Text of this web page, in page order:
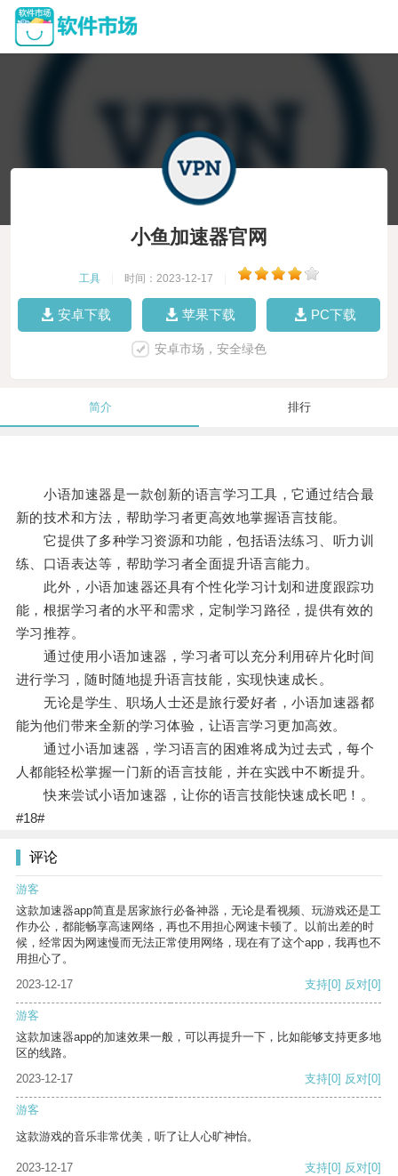
小鱼加速器官网
工具 时间：2023-12-17
安卓下载 苹果下载 PC下载
安卓市场，安全绿色
简介 排行
小语加速器是一款创新的语言学习工具，它通过结合最
新的技术和方法，帮助学习者更高效地掌握语言技能。
它提供了多种学习资源和功能，包括语法练习、听力训
练、口语表达等，帮助学习者全面提升语言能力。
此外，小语加速器还具有个性化学习计划和进度跟踪功
能，根据学习者的水平和需求，定制学习路径，提供有效的
学习推荐。
通过使用小语加速器，学习者可以充分利用碎片化时间
进行学习，随时随地提升语言技能，实现快速成长。
无论是学生、职场人士还是旅行爱好者，小语加速器都
能为他们带来全新的学习体验，让语言学习更加高效。
通过小语加速器，学习语言的困难将成为过去式，每个
人都能轻松掌握一门新的语言技能，并在实践中不断提升。
快来尝试小语加速器，让你的语言技能快速成长吧！。
#18#
评论
游客
这款加速器app简直是居家旅行必备神器，无论是看视频、玩游戏还是工
作办公，都能畅享高速网络，再也不用担心网速卡顿了。以前出差的时
候，经常因为网速慢而无法正常使用网络，现在有了这个app，我再也不
用担心了。
2023-12-17
支持[0] 反对[0]
游客
这款加速器app的加速效果一般，可以再提升一下，比如能够支持更多地
区的线路。
2023-12-17
支持[0] 反对[0]
游客
这款游戏的音乐非常优美，听了让人心旷神怡。
2023-12-17 支持[0] 反对[0]